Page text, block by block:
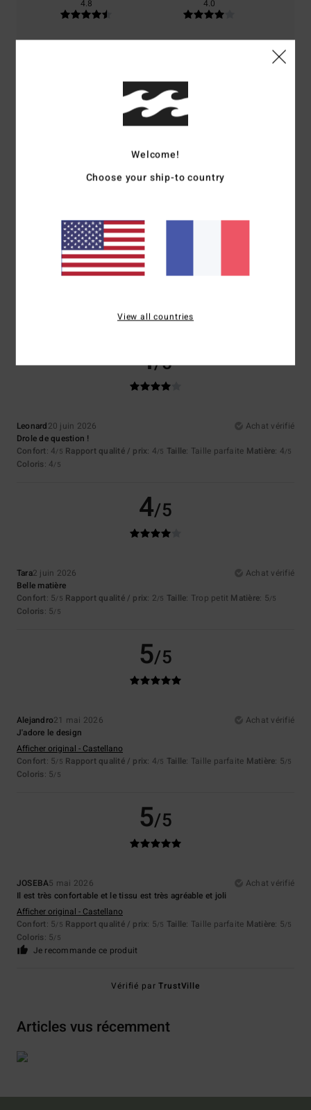
4.8 4.0
Coloris
4.8
Marie-Christine2 juillet 2026
Qualité du tissu, très légère, belle coupe
Je recommande ce produit
4/5
Leonard20 juin 2026
Achat vérifié
Drole de question !
Confort: 4/5 Rapport qualité / prix: 4/5 Taille: Taille parfaite Matière: 4/5
Coloris: 4/5
4/5
Tara2 juin 2026
Achat vérifié
Belle matière
Confort: 5/5 Rapport qualité / prix: 2/5 Taille: Trop petit Matière: 5/5
Coloris: 5/5
5/5
Alejandro21 mai 2026
Achat vérifié
J'adore le design
Afficher original - Castellano
Confort: 5/5 Rapport qualité / prix: 4/5 Taille: Taille parfaite Matière: 5/5
Coloris: 5/5
5/5
JOSEBA5 mai 2026
Achat vérifié
Il est très confortable et le tissu est très agréable et joli
Afficher original - Castellano
Confort: 5/5 Rapport qualité / prix: 5/5 Taille: Taille parfaite Matière: 5/5
Coloris: 5/5
Je recommande ce produit
Vérifié parTrustVille
Articles vus récemment
Welcome!
Choose your ship-to country
View all countries